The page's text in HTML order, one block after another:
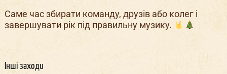
Саме час збирати команду, друзів або колег і
завершувати рік під правильну музику.
Інші заходи